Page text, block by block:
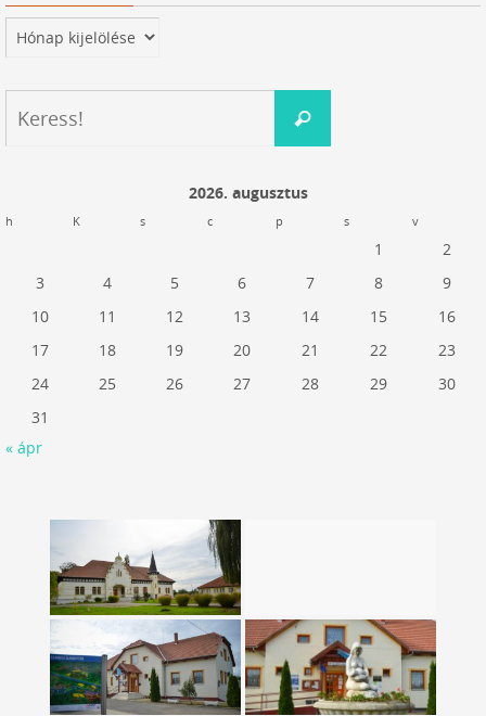
Archívum
Keress!
2026. augusztus
h K s c p s v
1
2
3
4 5 6 7 8
9
10
11 12 13 14 15
16
17
18 19 20 21 22
23
24
25 26 27 28 29
30
31
« ápr